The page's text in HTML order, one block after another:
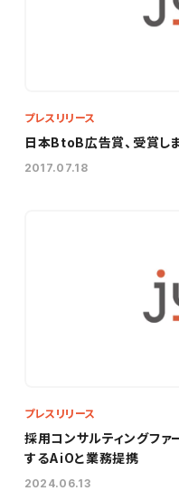
プレスリリース
日本BtoB広告賞、受賞しま
2017.07.18
プレスリリース
採用コンサルティングフ
するAiOと業務提携
2024.06.13